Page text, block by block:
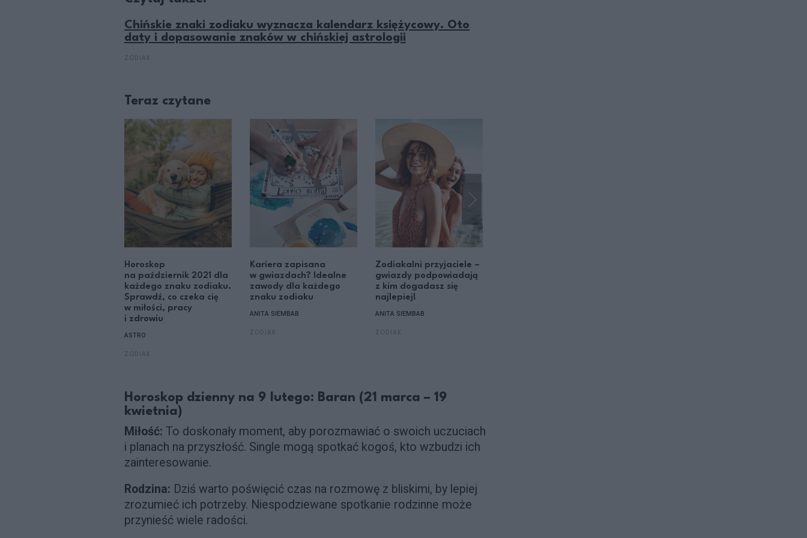
Chińskie znaki zodiaku wyznacza kalendarz księżycowy. Oto
daty i dopasowanie znaków w chińskiej astrologii
Teraz czytane
Horoskop
na październik 2021 dla
każdego znaku zodiaku.
Sprawdź, co czeka cię
w miłości, pracy
i zdrowiu
ASTRO
Kariera zapisana
w gwiazdach? Idealne
zawody dla każdego
znaku zodiaku
ANITA SIEMBAB
Zodiakalni przyjaciele –
gwiazdy podpowiadają
z kim dogadasz się
najlepiej!
ANITA SIEMBAB
Horoskop dzienny na 9 lutego: Baran (21 marca – 19
kwietnia)
Miłość: To doskonały moment, aby porozmawiać o swoich uczuciach
i planach na przyszłość. Single mogą spotkać kogoś, kto wzbudzi ich
zainteresowanie.
Rodzina: Dziś warto poświęcić czas na rozmowę z bliskimi, by lepiej
zrozumieć ich potrzeby. Niespodziewane spotkanie rodzinne może
przynieść wiele radości.